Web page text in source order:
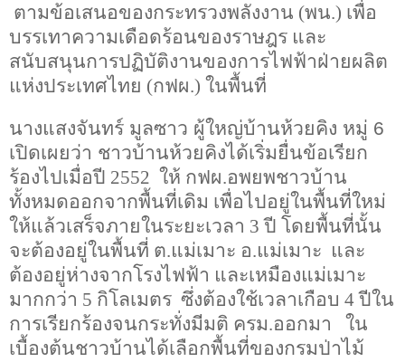
ตามข้อเสนอของกระทรวงพลังงาน (พน.) เพื่อ
บรรเทาความเดือดร้อนของราษฎร และ
สนับสนุนการปฏิบัติงานของการไฟฟ้าฝ่ายผลิต
แห่งประเทศไทย (กฟผ.) ในพื้นที่
นางแสงจันทร์ มูลซาว ผู้ใหญ่บ้านห้วยคิง หมู่ 6
เปิดเผยว่า ชาวบ้านห้วยคิงได้เริ่มยื่นข้อเรียก
ร้องไปเมื่อปี 2552 ให้ กฟผ.อพยพชาวบ้าน
ทั้งหมดออกจากพื้นที่เดิม เพื่อไปอยู่ในพื้นที่ใหม่
ให้แล้วเสร็จภายในระยะเวลา 3 ปี โดยพื้นที่นั้น
จะต้องอยู่ในพื้นที่ ต.แม่เมาะ อ.แม่เมาะ และ
ต้องอยู่ห่างจากโรงไฟฟ้า และเหมืองแม่เมาะ
มากกว่า 5 กิโลเมตร ซึ่งต้องใช้เวลาเกือบ 4ปีใน
การเรียกร้องจนกระทั่งมีมติ ครม.ออกมา ใน
เบื้องต้นชาวบ้านได้เลือกพื้นที่ของกรมป่าไม้